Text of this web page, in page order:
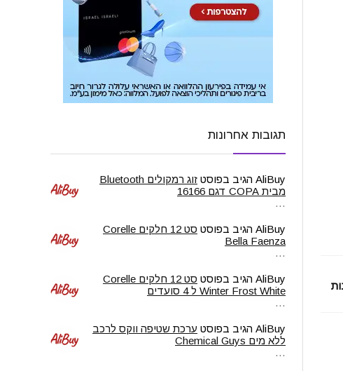
תגובות אחרונות
AliBuy הגיב בפוסט
זוג רמקולים Bluetooth
מבית COPA דגם 16166
…
AliBuy הגיב בפוסט
סט 12 חלקים Corelle
Bella Faenza
…
AliBuy הגיב בפוסט
סט 12 חלקים Corelle
Winter Frost White ל 4 סועדים
…
AliBuy הגיב בפוסט ערכת שטיפה ווקס לרכב
ללא מים Chemical Guys
…